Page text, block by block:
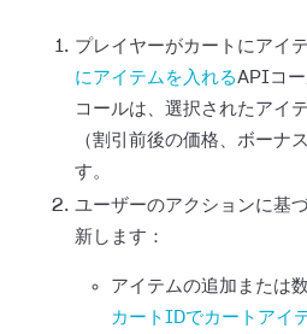
プレイヤーがカートにアイ
にアイテムを入れるAPIコ
コールは、選択されたアイ
（割引前後の価格、ボーナ
す。
ユーザーのアクションに基
新します：
アイテムの追加または
カートIDでカートアイ